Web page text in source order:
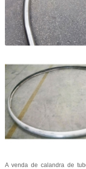
A venda de calandra de